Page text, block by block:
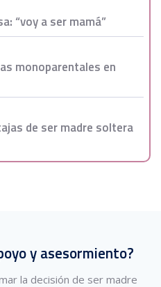
“voy a ser mamá”
monoparentales en
de ser madre soltera
y asesormiento?
la decisión de ser madre